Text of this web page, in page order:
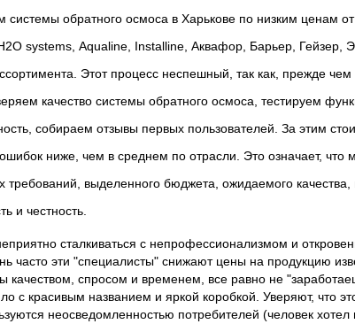
системы обратного осмоса в Харькове по низким ценам
systems, Aqualine, Installine, Аквафор, Барьер,
Этот процесс неспешный, так как, прежде
качество системы обратного осмоса, тестируем
собираем отзывы первых пользователей. За этим
ниже, чем в среднем по отрасли. Это означает,
требований, выделенного бюджета, ожидаемого
и честность.
сталкиваться с непрофессионализмом и
часто эти "специалисты" снижают цены на продукцию
качеством, спросом и временем, все равно не
с красивым названием и яркой коробкой. Уверяют, что
неосведомленностью потребителей (человек